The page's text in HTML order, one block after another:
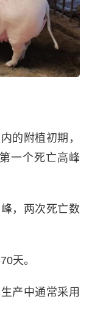
的附植初期，
一个死亡高峰
，两次死亡数
天。
产中通常采用